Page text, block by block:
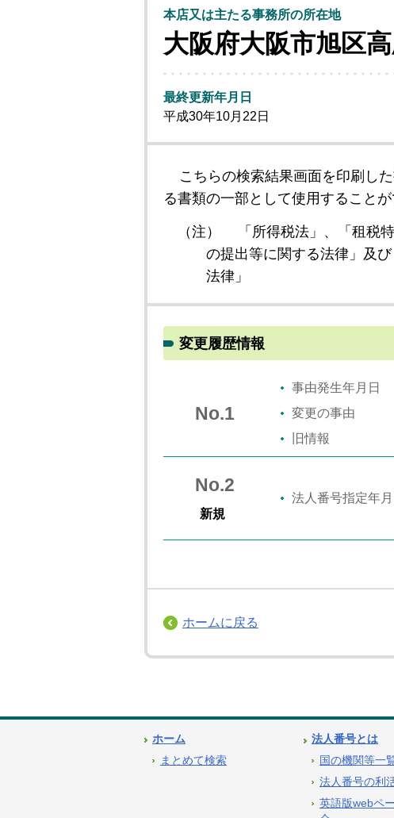
本店又は主たる事務所の所在地
大阪府大阪市旭区
最終更新年月日
平成30年10月22日
こちらの検索結果画面を印刷し
る書類の一部として使用することが
（注）
「所得税法」、「租税
の提出等に関する法律」及
法律」
変更履歴情報
No.1
事由発生年月日
変更の事由
旧情報
No.2
新規
法人番号指定年月
ホームに戻る
ホーム
まとめて検索
法人番号とは
国の機関等一
法人番号の利
英語版webペ